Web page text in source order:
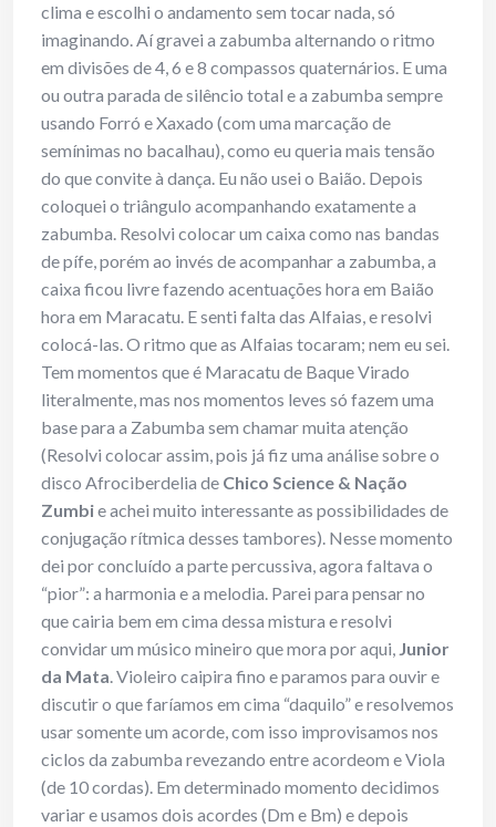
clima e escolhi o andamento sem tocar nada, só
imaginando. Aí gravei a zabumba alternando o ritmo
em divisões de 4, 6 e 8 compassos quaternários. E uma
ou outra parada de silêncio total e a zabumba sempre
usando Forró e Xaxado (com uma marcação de
semínimas no bacalhau), como eu queria mais tensão
do que convite à dança. Eu não usei o Baião. Depois
coloquei o triângulo acompanhando exatamente a
zabumba. Resolvi colocar um caixa como nas bandas
de pífe, porém ao invés de acompanhar a zabumba, a
caixa ficou livre fazendo acentuações hora em Baião
hora em Maracatu. E senti falta das Alfaias, e resolvi
colocá-las. O ritmo que as Alfaias tocaram; nem eu sei.
Tem momentos que é Maracatu de Baque Virado
literalmente, mas nos momentos leves só fazem uma
base para a Zabumba sem chamar muita atenção
(Resolvi colocar assim, pois já fiz uma análise sobre o
disco Afrociberdelia de Chico Science & Nação
Zumbie achei muito interessante as possibilidades de
conjugação rítmica desses tambores). Nesse momento
dei por concluído a parte percussiva, agora faltava o
“pior”: a harmonia e a melodia. Parei para pensar no
que cairia bem em cima dessa mistura e resolvi
convidar um músico mineiro que mora por aqui, Junior
da Mata. Violeiro caipira fino e paramos para ouvir e
discutir o que faríamos em cima “daquilo” e resolvemos
usar somente um acorde, com isso improvisamos nos
ciclos da zabumba revezando entre acordeom e Viola
(de 10 cordas). Em determinado momento decidimos
variar e usamos dois acordes (Dm e Bm) e depois